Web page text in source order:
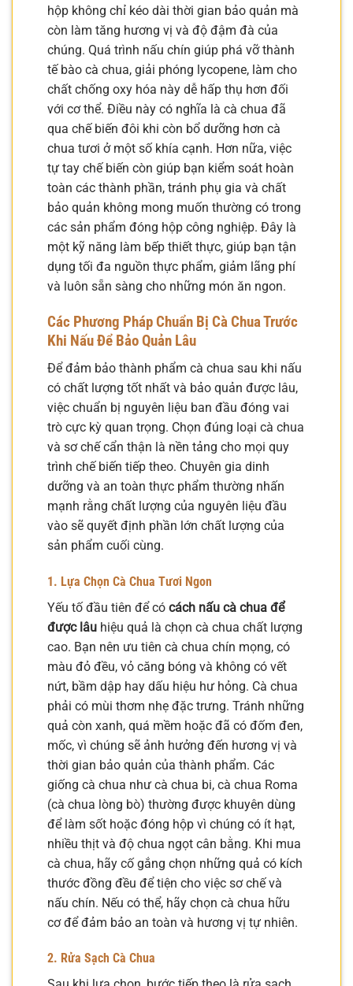
hộp không chỉ kéo dài thời gian bảo quản mà
còn làm tăng hương vị và độ đậm đà của
chúng. Quá trình nấu chín giúp phá vỡ thành
tế bào cà chua, giải phóng lycopene, làm cho
chất chống oxy hóa này dễ hấp thụ hơn đối
với cơ thể. Điều này có nghĩa là cà chua đã
qua chế biến đôi khi còn bổ dưỡng hơn cà
chua tươi ở một số khía cạnh. Hơn nữa, việc
tự tay chế biến còn giúp bạn kiểm soát hoàn
toàn các thành phần, tránh phụ gia và chất
bảo quản không mong muốn thường có trong
các sản phẩm đóng hộp công nghiệp. Đây là
một kỹ năng làm bếp thiết thực, giúp bạn tận
dụng tối đa nguồn thực phẩm, giảm lãng phí
và luôn sẵn sàng cho những món ăn ngon.
Các Phương Pháp Chuẩn Bị Cà Chua Trước
Khi Nấu Để Bảo Quản Lâu
Để đảm bảo thành phẩm cà chua sau khi nấu
có chất lượng tốt nhất và bảo quản được lâu,
việc chuẩn bị nguyên liệu ban đầu đóng vai
trò cực kỳ quan trọng. Chọn đúng loại cà chua
và sơ chế cẩn thận là nền tảng cho mọi quy
trình chế biến tiếp theo. Chuyên gia dinh
dưỡng và an toàn thực phẩm thường nhấn
mạnh rằng chất lượng của nguyên liệu đầu
vào sẽ quyết định phần lớn chất lượng của
sản phẩm cuối cùng.
1. Lựa Chọn Cà Chua Tươi Ngon
Yếu tố đầu tiên để có cách nấu cà chua để
được lâu hiệu quả là chọn cà chua chất lượng
cao. Bạn nên ưu tiên cà chua chín mọng, có
màu đỏ đều, vỏ căng bóng và không có vết
nứt, bầm dập hay dấu hiệu hư hỏng. Cà chua
phải có mùi thơm nhẹ đặc trưng. Tránh những
quả còn xanh, quá mềm hoặc đã có đốm đen,
mốc, vì chúng sẽ ảnh hưởng đến hương vị và
thời gian bảo quản của thành phẩm. Các
giống cà chua như cà chua bi, cà chua Roma
(cà chua lòng bò) thường được khuyên dùng
để làm sốt hoặc đóng hộp vì chúng có ít hạt,
nhiều thịt và độ chua ngọt cân bằng. Khi mua
cà chua, hãy cố gắng chọn những quả có kích
thước đồng đều để tiện cho việc sơ chế và
nấu chín. Nếu có thể, hãy chọn cà chua hữu
cơ để đảm bảo an toàn và hương vị tự nhiên.
2. Rửa Sạch Cà Chua